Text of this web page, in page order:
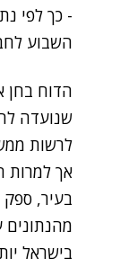
- כך לפי
השבוע
שנועדה
לרשות
אך למרות
בעיר,